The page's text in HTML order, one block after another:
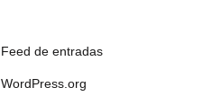
Feed de entradas
WordPress.org